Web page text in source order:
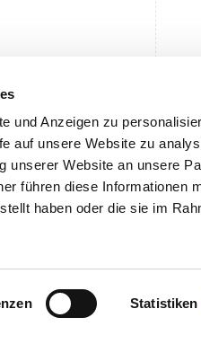
und Anzeigen zu
auf unsere Website zu
unserer Website an unsere
führen diese Informationen
haben oder die sie im
Statistiken
DE IT